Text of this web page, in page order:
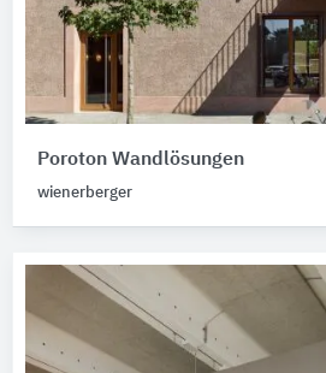
Poroton Wandlösungen
wienerberger